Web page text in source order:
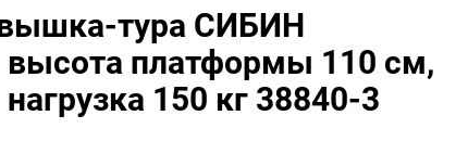
тура СИБИН
платформы 110 см,
150 кг 38840-3